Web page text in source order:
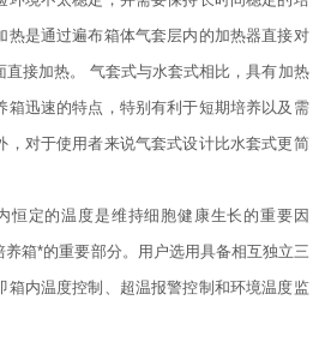
热是通过遍布箱体气套层内的加热器直接对
直接加热。 气套式与水套式相比，具有加热
箱迅速的特点，特别有利于短期培养以及需
，对于使用者来说气套式设计比水套式更简
恒定的温度是维持细胞健康生长的重要因
箱*的重要部分。用户选用具备相互独立三
箱内温度控制、超温报警控制和环境温度监